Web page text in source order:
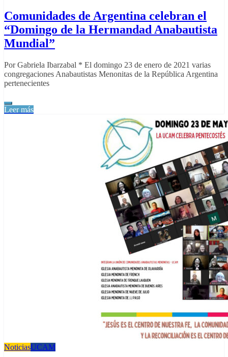
Comunidades de Argentina celebran el
“Domingo de la Hermandad Anabautista
Mundial”
Por Gabriela Ibarzabal * El domingo 23 de enero de 2021 varias
congregaciones Anabautistas Menonitas de la República Argentina
pertenecientes
Leer más
NoticiasUCAM